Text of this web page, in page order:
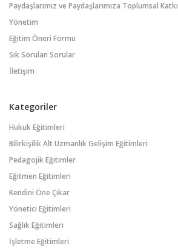
Paydaşlarımız ve Paydaşlarımıza Toplumsal Katkı
Yönetim
Eğitim Öneri Formu
Sık Sorulan Sorular
İletişim
Kategoriler
Hukuk Eğitimleri
Bilirkişilik Alt Uzmanlık Gelişim Eğitimleri
Pedagojik Eğitimler
Eğitmen Eğitimleri
Kendini Öne Çıkar
Yönetici Eğitimleri
Sağlık Eğitimleri
İşletme Eğitimleri